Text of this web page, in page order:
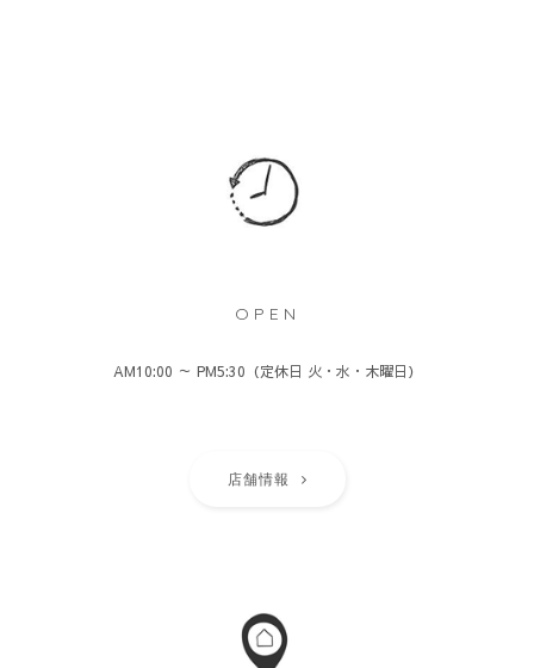
OPEN
AM10:00 ～ PM5:30（定休日 火・水・木曜日）
店舗情報